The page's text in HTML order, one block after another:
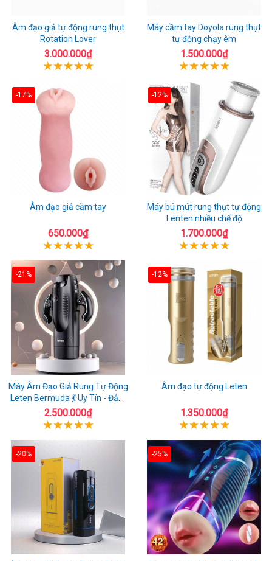
Âm đạo giả tự động rung thụt
Rotation Lover
3.000.000₫
Máy cầm tay Doyola rung thụt
tự động chạy êm
1.500.000₫
-17%
Âm đạo giả cầm tay
650.000₫
-12%
Máy bú mút rung thụt tự động
Lenten nhiều chế độ
1.700.000₫
-21%
Máy Âm Đạo Giả Rung Tự Động
Leten Bermuda 💃 Uy Tín - Đắm
Chìm Đê Mê
2.500.000₫
-12%
Âm đạo tự động Leten
1.350.000₫
-20% -25%